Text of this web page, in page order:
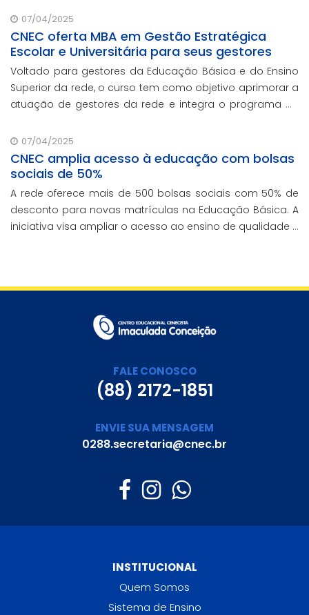
07/04/2025
CNEC oferta MBA em Gestão Estratégica
Escolar e Universitária para seus gestores
Voltado para gestores da Educação Básica e do Ensino
Superior da rede, o curso tem como objetivo aprimorar a
atuação de gestores da rede e integra o programa de
contando com o oferecimento gratuito da Re
07/04/2025
CNEC amplia acesso à educação com bolsas
sociais de 50%
A rede oferece mais de 500 bolsas sociais com 50% de
desconto para novas matrículas na Educação Básica. A
iniciativa visa ampliar o acesso ao ensino de qualidade e
FALE CONOSCO
(88) 2172-1851
ENVIE SUA MENSAGEM
0288.secretaria@cnec.br
INSTITUCIONAL
Quem Somos
Sistema de Ensino